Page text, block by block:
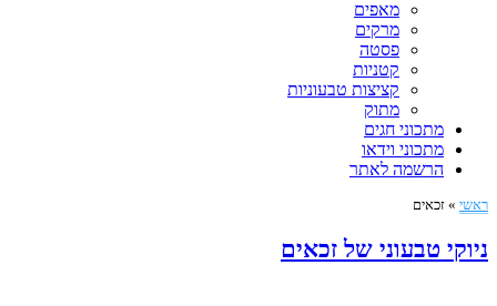
מאפים
מרקים
פסטה
קטניות
קציצות טבעוניות
מתוק
מתכוני חגים
מתכוני וידאו
הרשמה לאתר
ראשי » זכאים
ניוקי טבעוני של זכאים